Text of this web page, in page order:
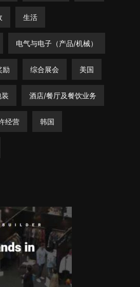
生活
电气与电子（产品/机械）
励 综合展会 美国
酒店/餐厅及餐饮业务
经营 韩国